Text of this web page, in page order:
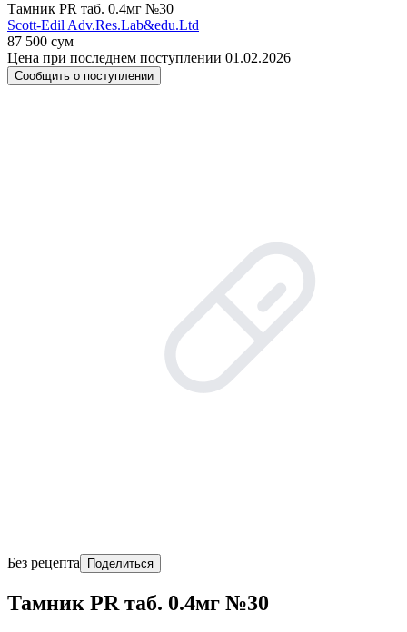
Тамник PR таб. 0.4мг №30
Scott-Edil Adv.Res.Lab&edu.Ltd
87 500 сум
Цена при последнем поступлении 01.02.2026
Сообщить о поступлении
Без рецепта Поделиться
Тамник PR таб. 0.4мг №30